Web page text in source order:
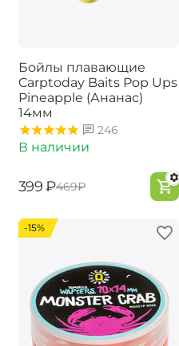
Бойлы плавающие
Carptoday Baits Pop Ups
Pineapple (Ананас)
14мм
246
В наличии
‍399‍ ₽‍469‍₽
-15%